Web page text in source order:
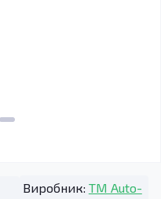
Виробник: TM Auto-